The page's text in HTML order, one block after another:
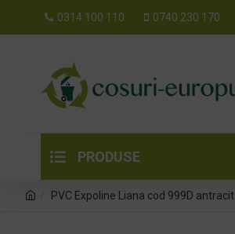
0314 100 110 0740 230 170
PRODUSE
PVC Expoline Liana cod 999D antracit